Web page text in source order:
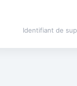
Identifiant de